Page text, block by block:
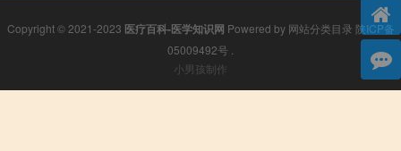
Copyright © 2021-2023 医疗百科-医学知识网 Powered by 网站分类目录 陕ICP备
05009492号
小男孩制作